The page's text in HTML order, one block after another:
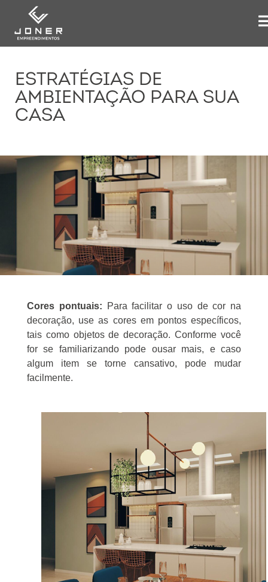
ESTRATÉGIAS DE
AMBIENTAÇÃO PARA SUA
CASA
Cores pontuais:
Para facilitar o uso de cor na
decoração, use as cores em pontos específicos,
tais como objetos de decoração. Conforme você
for se familiarizando pode ousar mais, e caso
algum item se torne cansativo, pode mudar
facilmente.